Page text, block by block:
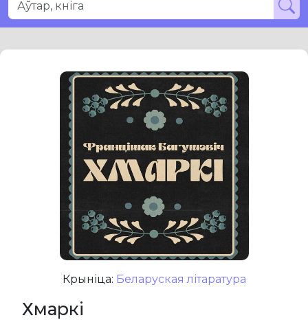
Крыніца: Беларуская літаратура
Хмаркі